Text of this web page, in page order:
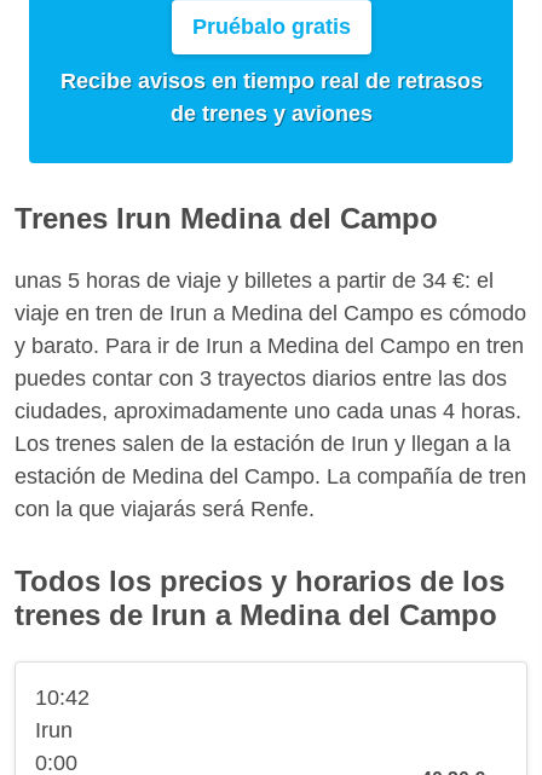
Pruébalo gratis
Recibe avisos en tiempo real de retrasos
de trenes y aviones
Trenes Irun Medina del Campo
unas 5 horas de viaje y billetes a partir de 34 €: el
viaje en tren de Irun a Medina del Campo es cómodo
y barato. Para ir de Irun a Medina del Campo en tren
puedes contar con 3 trayectos diarios entre las dos
ciudades, aproximadamente uno cada unas 4 horas.
Los trenes salen de la estación de Irun y llegan a la
estación de Medina del Campo. La compañía de tren
con la que viajarás será Renfe.
Todos los precios y horarios de los
trenes de Irun a Medina del Campo
10:42
Irun
0:00